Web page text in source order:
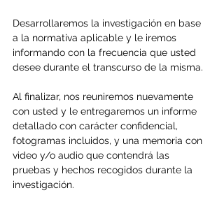
Desarrollaremos la investigación en base
a la normativa aplicable y le iremos
informando con la frecuencia que usted
desee durante el transcurso de la misma.
Al finalizar, nos reuniremos nuevamente
con usted y le entregaremos un informe
detallado con carácter confidencial,
fotogramas incluidos, y una memoria con
video y/o audio que contendrá las
pruebas y hechos recogidos durante la
investigación.